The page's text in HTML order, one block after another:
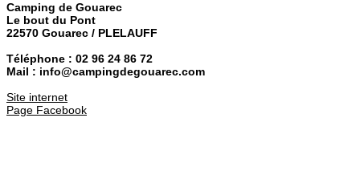
Camping de Gouarec
Le bout du Pont
22570 Gouarec / PLELAUFF
Téléphone : 02 96 24 86 72
Mail : info@campingdegouarec.com
Site internet
Page Facebook